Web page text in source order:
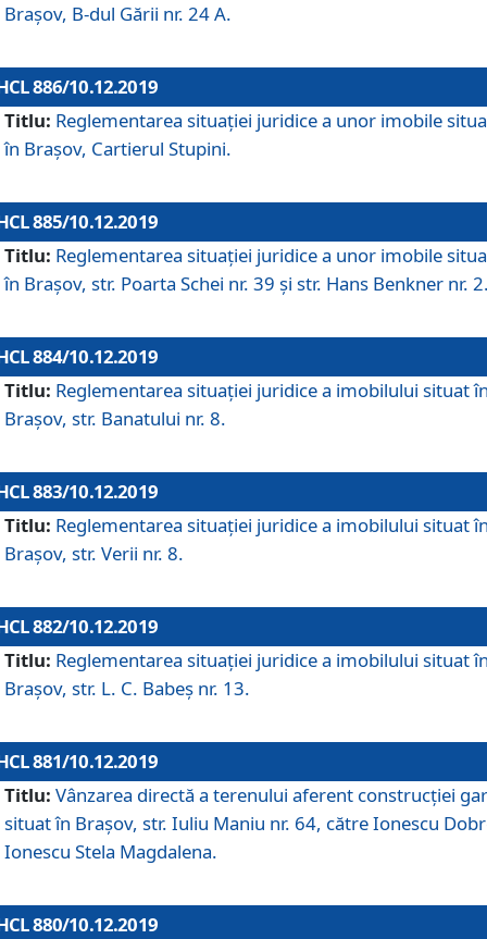
Brașov, B-dul Gării nr. 24 A.
886/10.12.2019
Titlu: Reglementarea situaţiei juridice a unor imobile
în Braşov, Cartierul Stupini.
885/10.12.2019
Titlu: Reglementarea situației juridice a unor imobile
în Brașov, str. Poarta Schei nr. 39 și str. Hans Benkner nr.
884/10.12.2019
Titlu: Reglementarea situației juridice a imobilului situat
Brașov, str. Banatului nr. 8.
883/10.12.2019
Titlu: Reglementarea situației juridice a imobilului situat
Brașov, str. Verii nr. 8.
882/10.12.2019
Titlu: Reglementarea situației juridice a imobilului situat
Brașov, str. L. C. Babeș nr. 13.
881/10.12.2019
Titlu: Vânzarea directă a terenului aferent construcției
situat în Brașov, str. Iuliu Maniu nr. 64, către Ionescu
Ionescu Stela Magdalena.
880/10.12.2019